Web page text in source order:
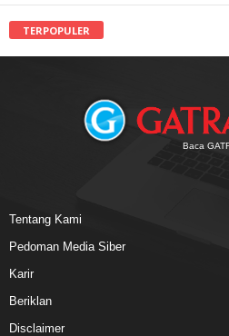
TERPOPULER
Baca
Tentang Kami
Pedoman Media Siber
Karir
Beriklan
Disclaimer